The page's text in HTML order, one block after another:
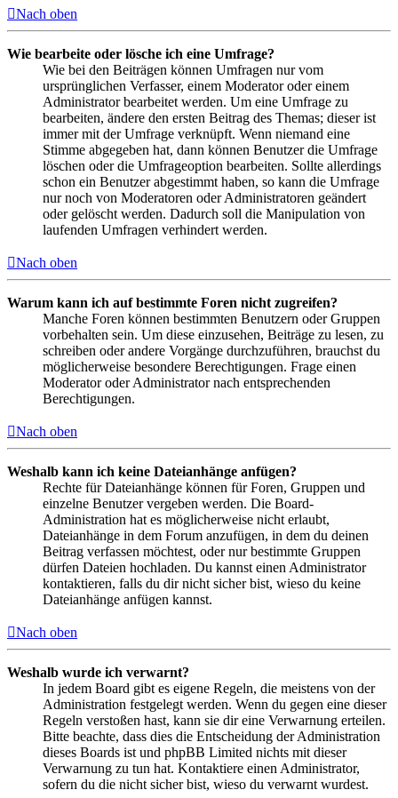
Nach oben
Wie bearbeite oder lösche ich eine Umfrage?
Wie bei den Beiträgen können Umfragen nur vom
ursprünglichen Verfasser, einem Moderator oder einem
Administrator bearbeitet werden. Um eine Umfrage zu
bearbeiten, ändere den ersten Beitrag des Themas; dieser ist
immer mit der Umfrage verknüpft. Wenn niemand eine
Stimme abgegeben hat, dann können Benutzer die Umfrage
löschen oder die Umfrageoption bearbeiten. Sollte allerdings
schon ein Benutzer abgestimmt haben, so kann die Umfrage
nur noch von Moderatoren oder Administratoren geändert
oder gelöscht werden. Dadurch soll die Manipulation von
laufenden Umfragen verhindert werden.
Nach oben
Warum kann ich auf bestimmte Foren nicht zugreifen?
Manche Foren können bestimmten Benutzern oder Gruppen
vorbehalten sein. Um diese einzusehen, Beiträge zu lesen, zu
schreiben oder andere Vorgänge durchzuführen, brauchst du
möglicherweise besondere Berechtigungen. Frage einen
Moderator oder Administrator nach entsprechenden
Berechtigungen.
Nach oben
Weshalb kann ich keine Dateianhänge anfügen?
Rechte für Dateianhänge können für Foren, Gruppen und
einzelne Benutzer vergeben werden. Die Board-
Administration hat es möglicherweise nicht erlaubt,
Dateianhänge in dem Forum anzufügen, in dem du deinen
Beitrag verfassen möchtest, oder nur bestimmte Gruppen
dürfen Dateien hochladen. Du kannst einen Administrator
kontaktieren, falls du dir nicht sicher bist, wieso du keine
Dateianhänge anfügen kannst.
Nach oben
Weshalb wurde ich verwarnt?
In jedem Board gibt es eigene Regeln, die meistens von der
Administration festgelegt werden. Wenn du gegen eine dieser
Regeln verstoßen hast, kann sie dir eine Verwarnung erteilen.
Bitte beachte, dass dies die Entscheidung der Administration
dieses Boards ist und phpBB Limited nichts mit dieser
Verwarnung zu tun hat. Kontaktiere einen Administrator,
sofern du die nicht sicher bist, wieso du verwarnt wurdest.